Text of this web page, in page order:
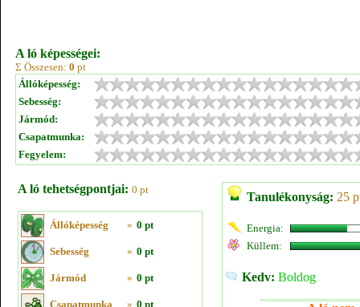
A ló képességei:
Σ Összesen: 0 pt
Állóképesség:
Sebesség:
Jármód:
Csapatmunka:
Fegyelem:
A ló tehetségpontjai: 0 pt
Állóképesség » 0 pt
Sebesség » 0 pt
Jármód » 0 pt
Csapatmunka » 0 pt
Tanulékonyság: 25
Energia:
Küllem:
Kedv: Boldog